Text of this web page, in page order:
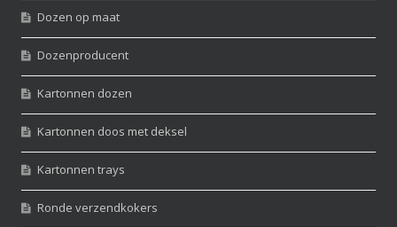
Dozen op maat
Dozenproducent
Kartonnen dozen
Kartonnen doos met deksel
Kartonnen trays
Ronde verzendkokers